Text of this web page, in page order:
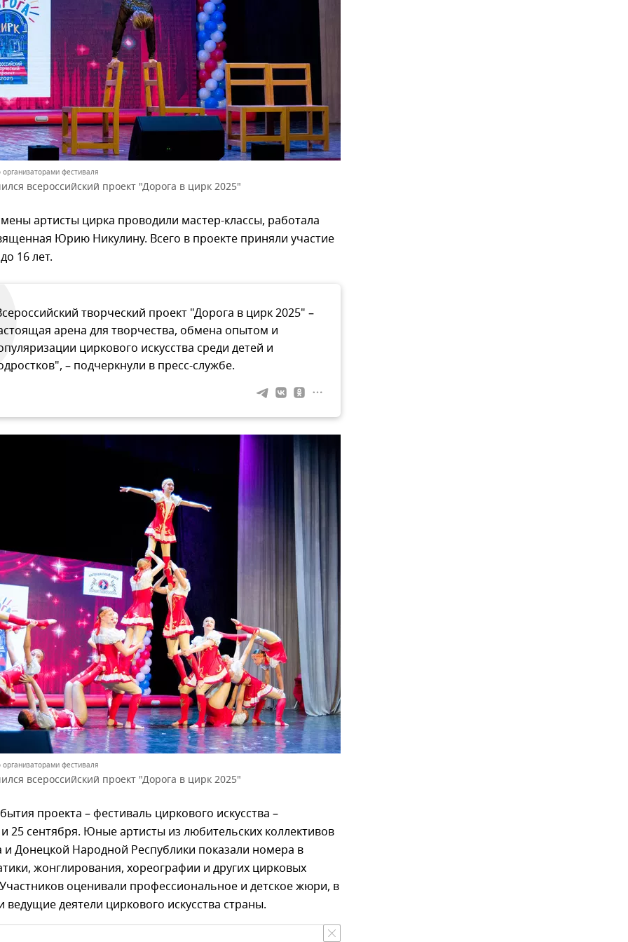
фестиваля
всероссийский проект "Дорога в цирк 2025"
артисты цирка проводили мастер-классы, работала
Юрию Никулину. Всего в проекте приняли участие
16 лет.
творческий проект "Дорога в цирк 2025" –
арена для творчества, обмена опытом и
циркового искусства среди детей и
– подчеркнули в пресс-службе.
фестиваля
всероссийский проект "Дорога в цирк 2025"
проекта – фестиваль циркового искусства –
25 сентября. Юные артисты из любительских коллективов
Донецкой Народной Республики показали номера в
жонглирования, хореографии и других цирковых
оценивали профессиональное и детское жюри, в
деятели циркового искусства страны.